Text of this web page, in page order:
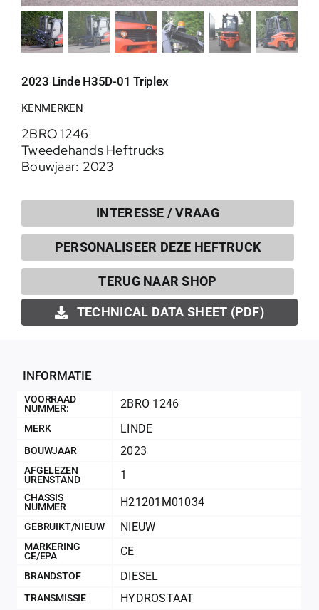
2023 Linde H35D-01 Triplex
KENMERKEN
2BRO 1246
Tweedehands Heftrucks
Bouwjaar: 2023
INTERESSE / VRAAG
PERSONALISEER DEZE HEFTRUCK
TERUG NAAR SHOP
TECHNICAL DATA SHEET (PDF)
INFORMATIE
VOORRAAD
NUMMER:
2BRO 1246
MERK LINDE
BOUWJAAR 2023
AFGELEZEN
URENSTAND
1
CHASSIS
NUMMER
H21201M01034
GEBRUIKT/NIEUW NIEUW
MARKERING
CE/EPA
CE
BRANDSTOF DIESEL
TRANSMISSIE HYDROSTAAT